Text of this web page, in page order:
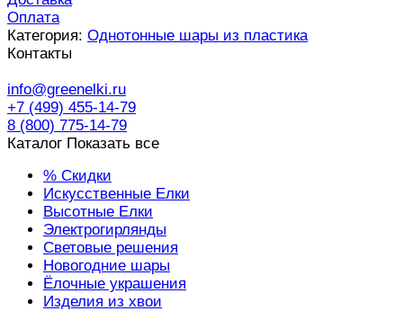
Оплата
Категория: Однотонные шары из пластика
Контакты
info@greenelki.ru
+7 (499) 455-14-79
8 (800) 775-14-79
Каталог Показать все
% Скидки
Искусственные Елки
Высотные Елки
Электрогирлянды
Световые решения
Новогодние шары
Ёлочные украшения
Изделия из хвои